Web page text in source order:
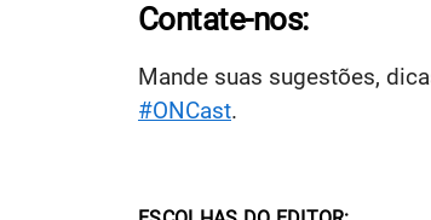
Contate-nos:
Mande suas sugestões,
#ONCast.